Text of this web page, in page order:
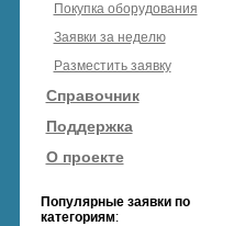
Покупка оборудования
Заявки за неделю
Разместить заявку
Справочник
Поддержка
О проекте
Популярные заявки по
категориям: